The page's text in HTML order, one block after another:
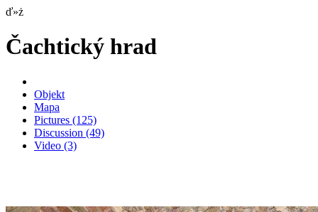
ď»ż
Čachtický hrad
Objekt
Mapa
Pictures (125)
Discussion (49)
Video (3)